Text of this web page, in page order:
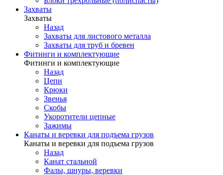
Захваты
Захваты
Назад
Захваты для листового металла
Захваты для труб и бревен
Фитинги и комплектующие
Фитинги и комплектующие
Назад
Цепи
Крюки
Звенья
Скобы
Укоротители цепные
Зажимы
Канаты и веревки для подъема грузов
Канаты и веревки для подъема грузов
Назад
Канат стальной
Фалы, шнуры, веревки